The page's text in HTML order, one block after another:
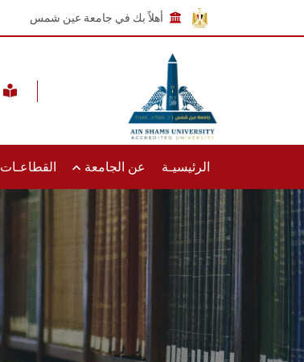
أهلاً بك في جامعة عين شمس
الرئيسيـة عن الجامعة القطاعـات